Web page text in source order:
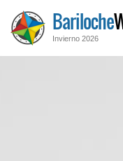
Bariloche
Invierno 2026